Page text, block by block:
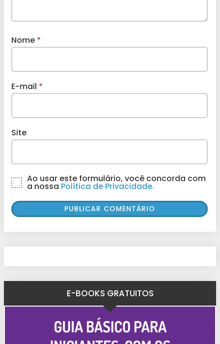
Nome *
E-mail *
Site
Ao usar este formulário, você concorda com
a nossa Política de Privacidade.
E-BOOKS GRATUITOS